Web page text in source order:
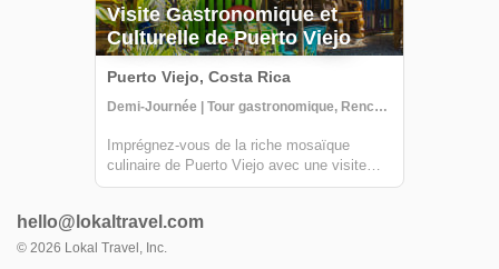
Visite Gastronomique et
Culturelle de Puerto Viejo
Puerto Viejo, Costa Rica
Demi-Journée | Tour gastronomique, Rencontrer les habitants, Visites guidées
Imprégnez-vous de la riche mosaïque
culinaire de Puerto Viejo avec une visite
gastronomique et culturelle de demi-journée
diversité de six lieux de dégustation. Ce
voyage à travers les saveurs des
hello@lokaltravel.com
© 2026 Lokal Travel, Inc.